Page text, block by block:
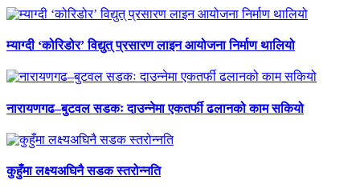
म्याग्दी ‘कोरिडोर’ विद्युत् प्रसारण लाइन आयोजना निर्माण थालियो
नारायणगढ–बुटवल सडकः दाउन्नेमा एकतर्फी ढलानको काम सकियो
कुहुँमा लक्ष्यअघिनै सडक स्तरोन्नति